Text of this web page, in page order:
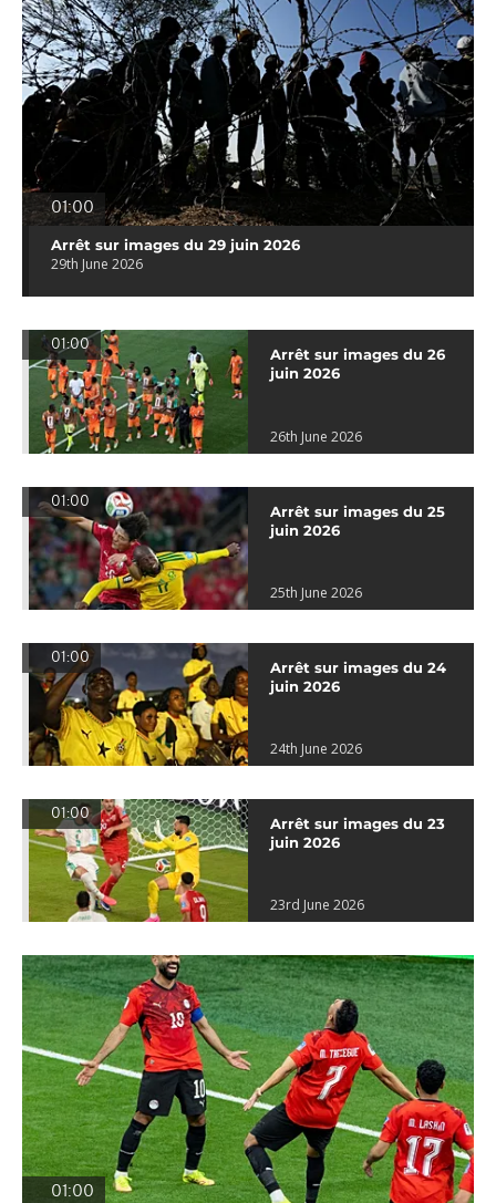
01:00
Arrêt sur images du 29 juin 2026
29th June 2026
01:00
Arrêt sur images du 26
juin 2026
26th June 2026
01:00
Arrêt sur images du 25
juin 2026
25th June 2026
01:00
Arrêt sur images du 24
juin 2026
24th June 2026
01:00
Arrêt sur images du 23
juin 2026
23rd June 2026
01:00